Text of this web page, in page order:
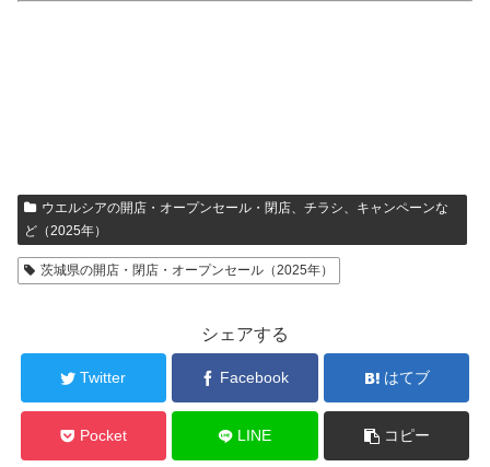
ウエルシアの開店・オープンセール・閉店、チラシ、キャンペーンな
ど（2025年）
茨城県の開店・閉店・オープンセール（2025年）
シェアする
Twitter Facebook はてブ
Pocket LINE コピー